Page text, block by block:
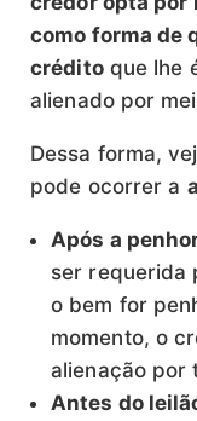
como forma de
créditoque lhe
alienado por
Dessa forma,
pode ocorrer a
Após a
ser requerida
o bem for
momento, o
alienação por
Antes do